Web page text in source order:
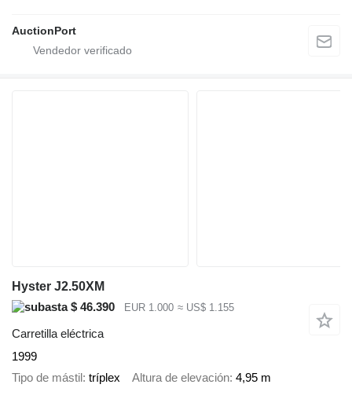
AuctionPort
Hyster J2.50XM
$ 46.390
EUR 1.000 ≈ US$ 1.155
Carretilla eléctrica
1999
Tipo de mástil tríplex Altura de elevación 4,95 m